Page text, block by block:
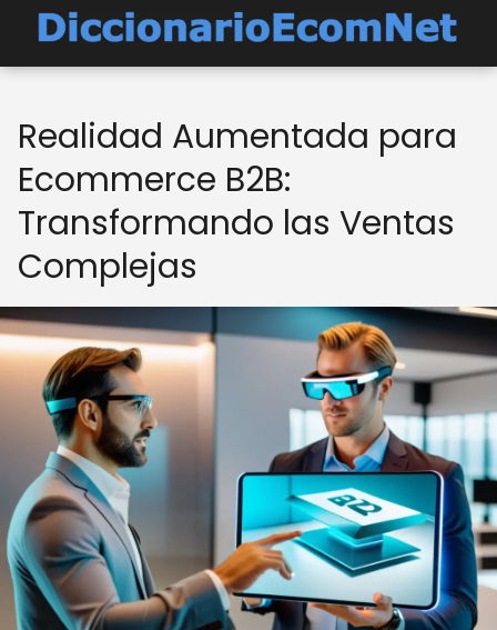
Realidad Aumentada para
Ecommerce B2B:
Transformando las Ventas
Complejas